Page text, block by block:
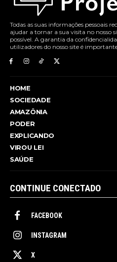
Todas as suas informações pessoais
ajudar a tornar a sua visita no nosso
possível. A garantia da
utilizadores do nosso site é
HOME
SOCIEDADE
AMAZÔNIA
PODER
EXPLICANDO
VIROU LEI
SAÚDE
CONTINUE CONECTADO
FACEBOOK
INSTAGRAM
X